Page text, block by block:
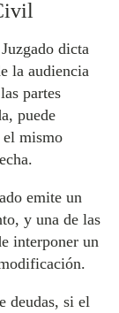
dicta
la audiencia
partes
puede
el mismo
emite un
y una de las
interponer un
deudas, si el